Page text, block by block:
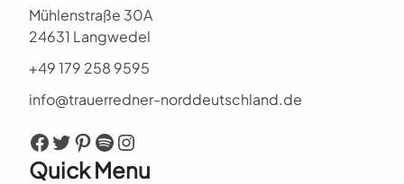
Mühlenstraße 30A
24631 Langwedel
+49 179 258 9595
info@trauerredner-norddeutschland.de
Facebook Twitter Pinterest Spotify Instagram
Quick Menu